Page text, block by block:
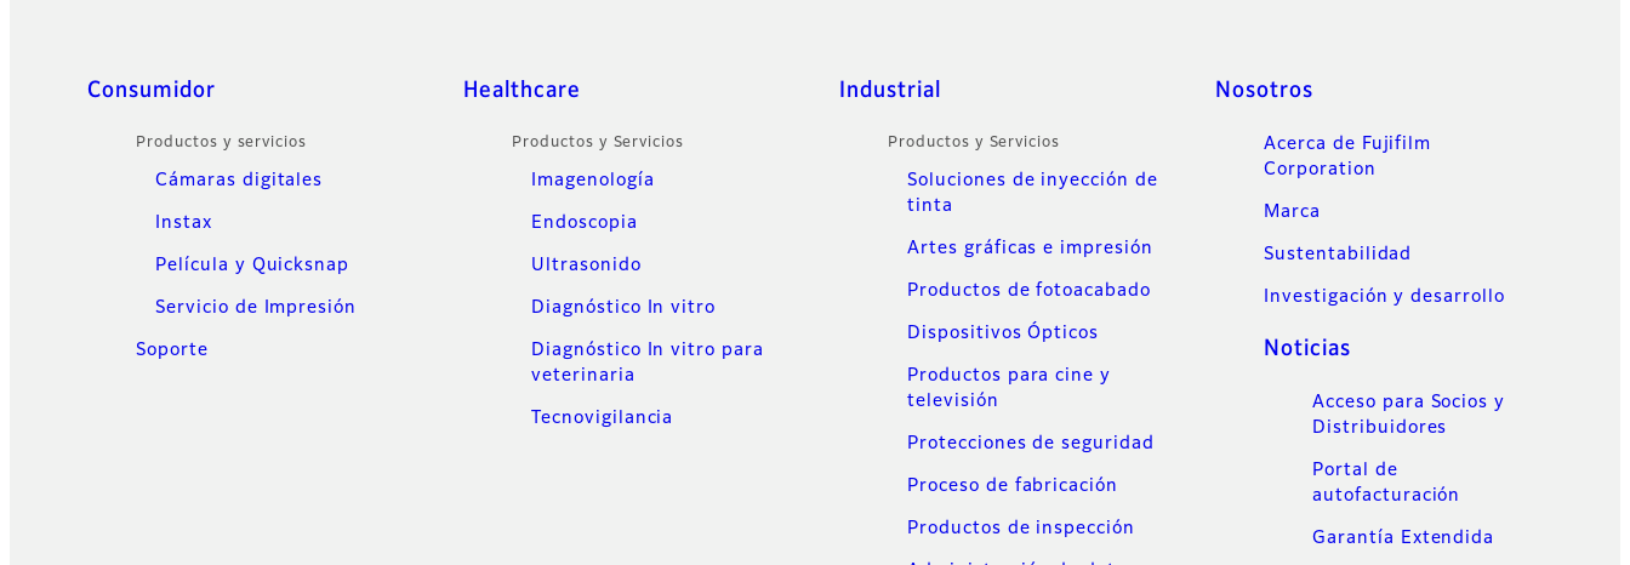
Sitemap
Consumidor
Productos y servicios
Cámaras digitales
Instax
Película y Quicksnap
Servicio de Impresión
Soporte
Healthcare
Productos y Servicios
Imagenología
Endoscopia
Ultrasonido
Diagnóstico In vitro
Diagnóstico In vitro para
veterinaria
Tecnovigilancia
Industrial
Productos y Servicios
Soluciones de inyección de
tinta
Artes gráficas e impresión
Productos de fotoacabado
Dispositivos Ópticos
Productos para cine y
televisión
Protecciones de seguridad
Proceso de fabricación
Productos de inspección
Nosotros
Acerca de Fujifilm
Corporation
Marca
Sustentabilidad
Investigación y desarrollo
Noticias
Acceso para Socios y
Distribuidores
Portal de
autofacturación
Garantía Extendida